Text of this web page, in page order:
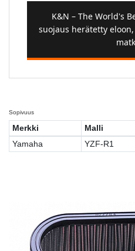
K&N – The World's
suojaus herätetty
Sopivuus
Merkki Malli
Yamaha
YZF-R1